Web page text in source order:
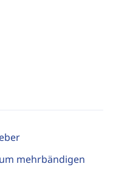
mehrbändigen